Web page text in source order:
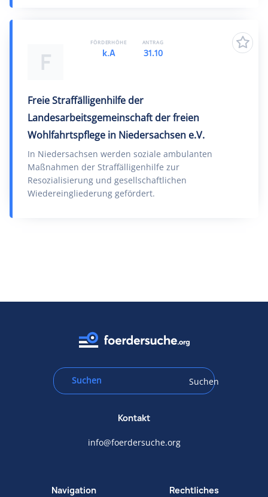
F
Freie Straffälligenhilfe der
Landesarbeitsgemeinschaft der freien
Wohlfahrtspflege in Niedersachsen e.V.
In Niedersachsen werden soziale ambulanten
Maßnahmen der Straffälligenhilfe zur
Resozialisierung und gesellschaftlichen
Wiedereingliederung gefördert.
FÖRDERHÖHE
k.A
ANTRAG
31.10
Suchen
Kontakt
info@foerdersuche.org
Navigation Rechtliches